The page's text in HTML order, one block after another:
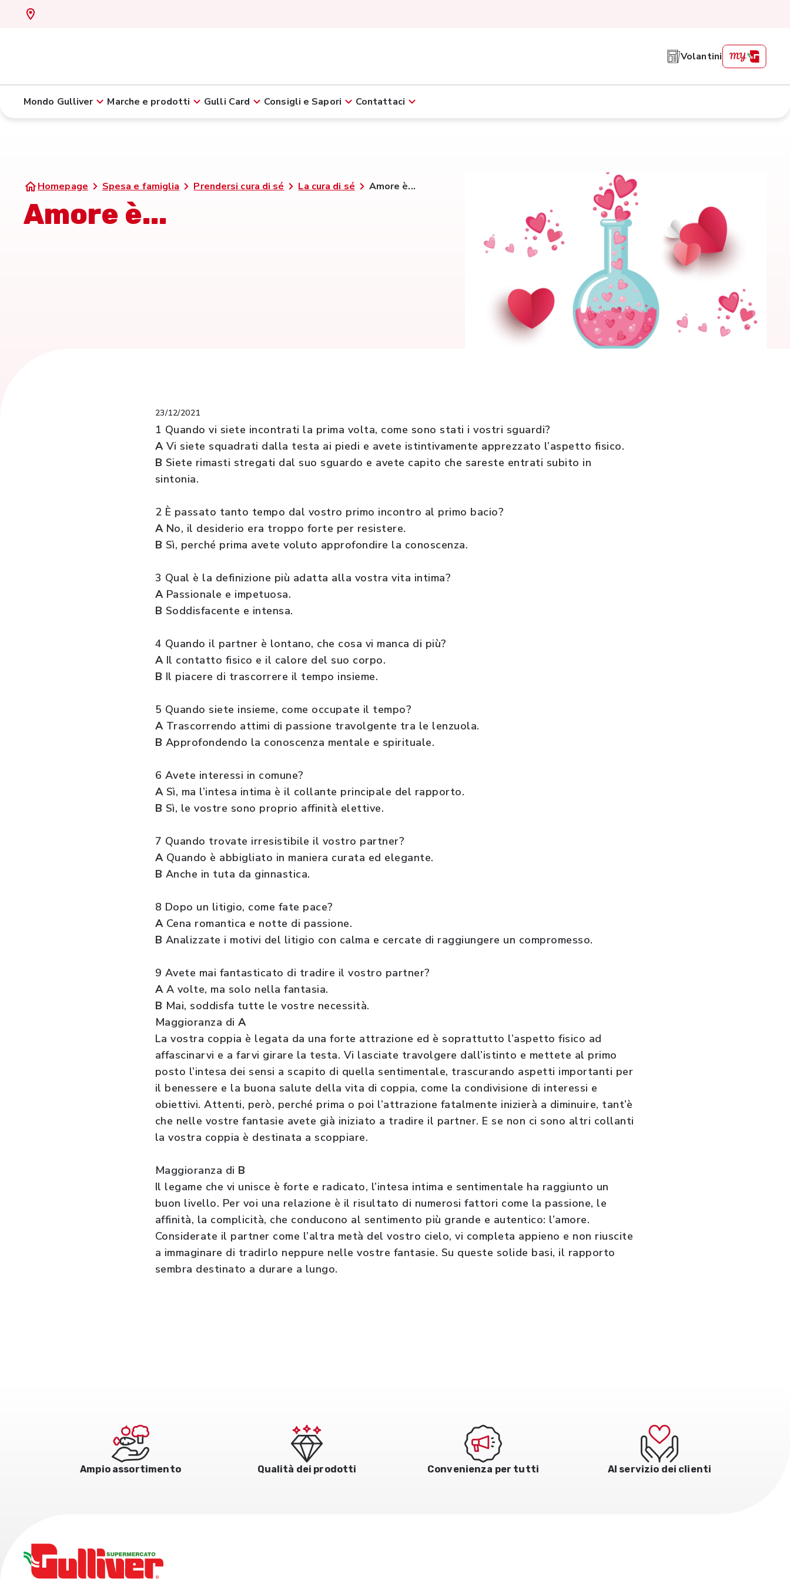
Volantini
Mondo Gulliver Marche e prodotti Gulli Card Consigli e Sapori Contattaci
Homepage Spesa e famiglia Prendersi cura di sé La cura di sé Amore è...
Amore è...
23/12/2021
1 Quando vi siete incontrati la prima volta, come sono stati i vostri sguardi?
AVi siete squadrati dalla testa ai piedi e avete istintivamente apprezzato l’aspetto fisico.
B Siete rimasti stregati dal suo sguardo e avete capito che sareste entrati subito in
sintonia.
2 È passato tanto tempo dal vostro primo incontro al primo bacio?
ANo, il desiderio era troppo forte per resistere.
B Sì, perché prima avete voluto approfondire la conoscenza.
3 Qual è la definizione più adatta alla vostra vita intima?
APassionale e impetuosa.
B Soddisfacente e intensa.
4 Quando il partner è lontano, che cosa vi manca di più?
AIl contatto fisico e il calore del suo corpo.
B Il piacere di trascorrere il tempo insieme.
5 Quando siete insieme, come occupate il tempo?
ATrascorrendo attimi di passione travolgente tra le lenzuola.
B Approfondendo la conoscenza mentale e spirituale.
6 Avete interessi in comune?
ASì, ma l’intesa intima è il collante principale del rapporto.
B Sì, le vostre sono proprio affinità elettive.
7 Quando trovate irresistibile il vostro partner?
AQuando è abbigliato in maniera curata ed elegante.
B Anche in tuta da ginnastica.
8 Dopo un litigio, come fate pace?
ACena romantica e notte di passione.
B Analizzate i motivi del litigio con calma e cercate di raggiungere un compromesso.
9 Avete mai fantasticato di tradire il vostro partner?
AA volte, ma solo nella fantasia.
B Mai, soddisfa tutte le vostre necessità.
Maggioranza diA
La vostra coppia è legata da una forte attrazione ed è soprattutto l’aspetto fisico ad
affascinarvi e a farvi girare la testa. Vi lasciate travolgere dall’istinto e mettete al primo
posto l’intesa dei sensi a scapito di quella sentimentale, trascurando aspetti importanti per
il benessere e la buona salute della vita di coppia, come la condivisione di interessi e
obiettivi. Attenti, però, perché prima o poi l’attrazione fatalmente inizierà a diminuire, tant’è
che nelle vostre fantasie avete già iniziato a tradire il partner. E se non ci sono altri collanti
la vostra coppia è destinata a scoppiare.
Maggioranza di B
Il legame che vi unisce è forte e radicato, l’intesa intima e sentimentale ha raggiunto un
buon livello. Per voi una relazione è il risultato di numerosi fattori come la passione, le
affinità, la complicità, che conducono al sentimento più grande e autentico: l’amore.
Considerate il partner come l’altra metà del vostro cielo, vi completa appieno e non riuscite
a immaginare di tradirlo neppure nelle vostre fantasie. Su queste solide basi, il rapporto
sembra destinato a durare a lungo.
Ampio assortimento Qualità dei prodotti Convenienza per tutti Al servizio dei clienti